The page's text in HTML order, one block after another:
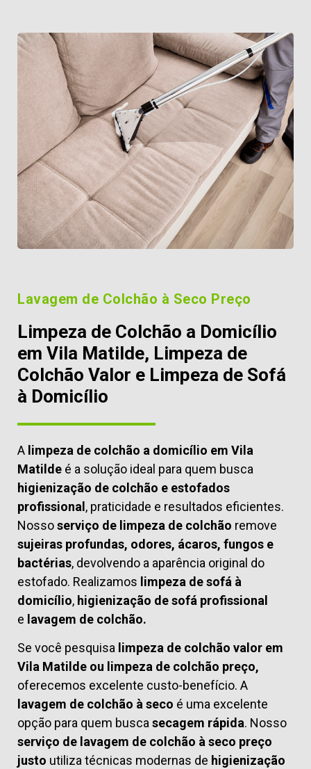
Lavagem de Colchão à Seco Preço
Limpeza de Colchão a Domicílio
em Vila Matilde, Limpeza de
Colchão Valor e Limpeza de Sofá
à Domicílio
A limpeza de colchão a domicílio em Vila
Matilde é a solução ideal para quem busca
higienização de colchão e estofados
profissional, praticidade e resultados eficientes.
Nossoserviço de limpeza de colchão remove
sujeiras profundas, odores, ácaros, fungos e
bactérias, devolvendo a aparência original do
estofado. Realizamos limpeza de sofá à
domicílio, higienização de sofá profissional
e lavagem de colchão.
Se você pesquisa limpeza de colchão valor em
Vila Matilde ou limpeza de colchão preço,
oferecemos excelente custo-benefício. A
lavagem de colchão à seco é uma excelente
opção para quem busca secagem rápida. Nosso
serviço de lavagem de colchão à seco preço
justo utiliza técnicas modernas de higienização